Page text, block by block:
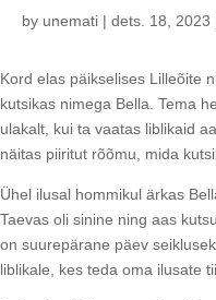
by unemati | dets. 18, 2023
Kord elas päikselises Lilleõite
kutsikas nimega Bella. Tema
ulakalt, kui ta vaatas liblikaid
näitas piiritut rõõmu, mida
Ühel ilusal hommikul ärkas
Taevas oli sinine ning aas
on suurepärane päev
liblikale, kes teda oma ilusate